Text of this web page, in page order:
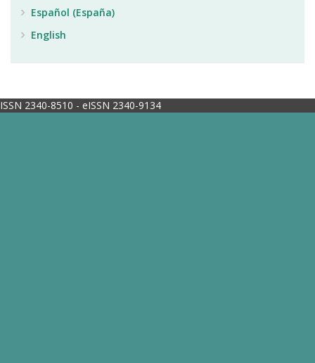
Español (España)
English
ISSN 2340-8510 - eISSN 2340-9134